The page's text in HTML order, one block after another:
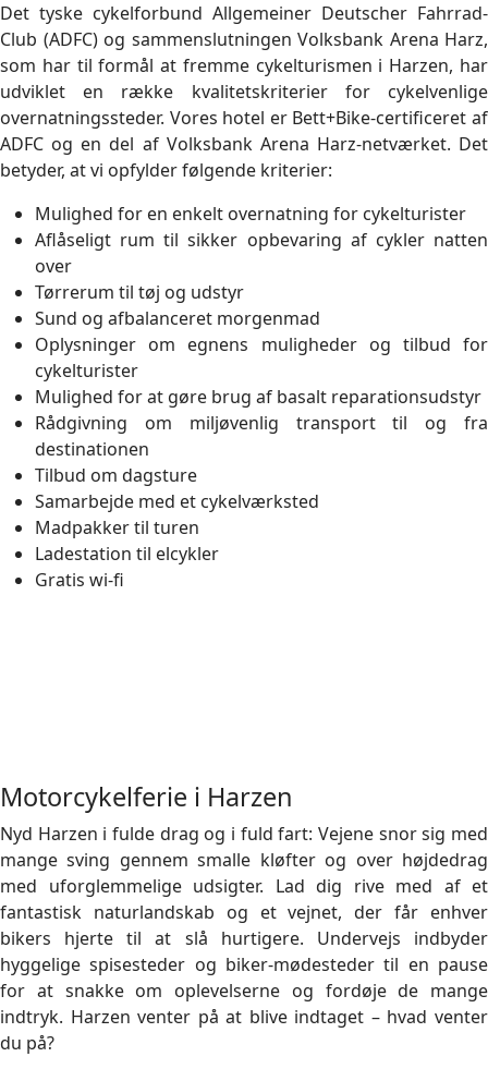
Det tyske cykelforbund Allgemeiner Deutscher Fahrrad-
Club (ADFC) og sammenslutningen Volksbank Arena Harz,
som har til formål at fremme cykelturismen i Harzen, har
udviklet en række kvalitetskriterier for cykelvenlige
overnatningssteder. Vores hotel er Bett+Bike-certificeret af
ADFC og en del af Volksbank Arena Harz-netværket. Det
betyder, at vi opfylder følgende kriterier:
Mulighed for en enkelt overnatning for cykelturister
Aflåseligt rum til sikker opbevaring af cykler natten
over
Tørrerum til tøj og udstyr
Sund og afbalanceret morgenmad
Oplysninger om egnens muligheder og tilbud for
cykelturister
Mulighed for at gøre brug af basalt reparationsudstyr
Rådgivning om miljøvenlig transport til og fra
destinationen
Tilbud om dagsture
Samarbejde med et cykelværksted
Madpakker til turen
Ladestation til elcykler
Gratis wi-fi
Motorcykelferie i Harzen
Nyd Harzen i fulde drag og i fuld fart: Vejene snor sig med
mange sving gennem smalle kløfter og over højdedrag
med uforglemmelige udsigter. Lad dig rive med af et
fantastisk naturlandskab og et vejnet, der får enhver
bikers hjerte til at slå hurtigere. Undervejs indbyder
hyggelige spisesteder og biker-mødesteder til en pause
for at snakke om oplevelserne og fordøje de mange
indtryk. Harzen venter på at blive indtaget – hvad venter
du på?